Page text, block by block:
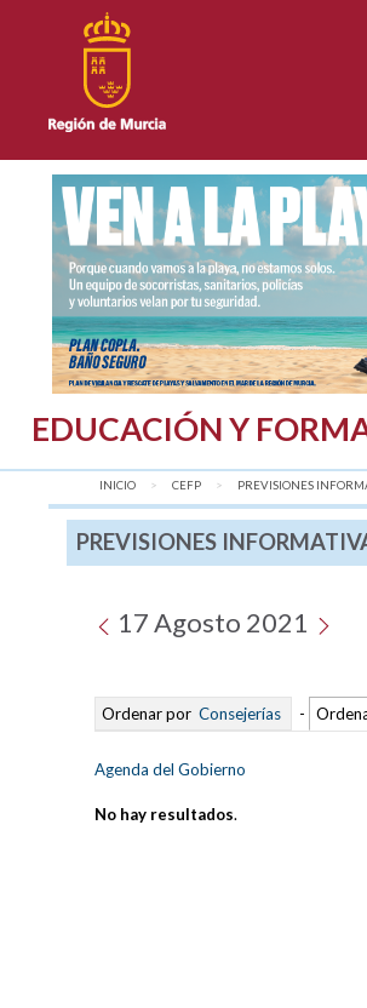
EDUCACIÓN Y
INICIO CEFP AQUÍ:
PREVISIONES
PREVISIONES
17 Agosto 2021
Ordenar por Consejerías -
Agenda del Gobierno
No hay resultados.